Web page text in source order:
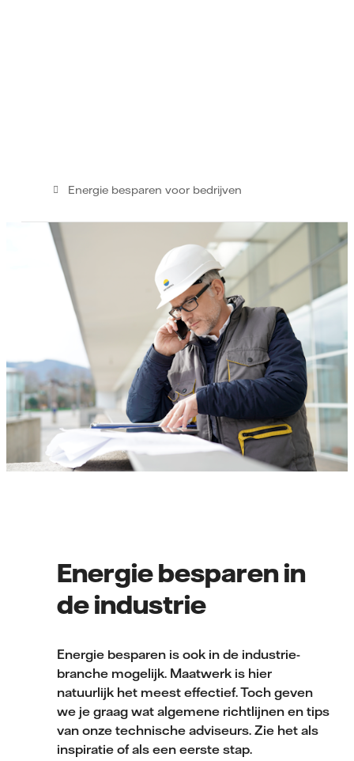
Energie besparen voor bedrijven
Energie besparen in
de industrie
Energie besparen is ook in de industrie-
branche mogelijk. Maatwerk is hier
natuurlijk het meest effectief. Toch geven
we je graag wat algemene richtlijnen en tips
van onze technische adviseurs. Zie het als
inspiratie of als een eerste stap.